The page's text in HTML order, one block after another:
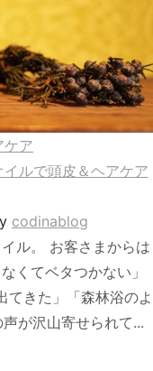
ケア
ルで頭皮＆ヘアケア
codinablog
ル。 お客さまからは
くてベタつかない」
てきた」「森林浴のよ
が沢山寄せられて...